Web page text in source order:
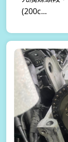
(200c...